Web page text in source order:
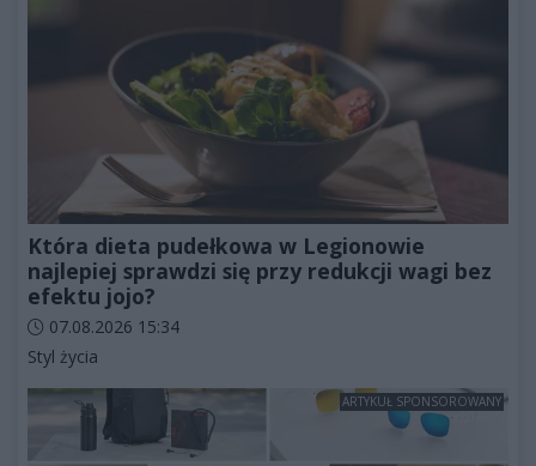
Która dieta pudełkowa w Legionowie
najlepiej sprawdzi się przy redukcji wagi bez
efektu jojo?
Data dodania artykułu:
07.08.2026 15:34
Kategorie artykułu:
Styl życia
ARTYKUŁ SPONSOROWANY